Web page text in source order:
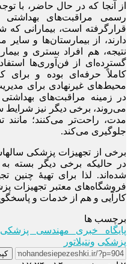
رسمی مراقبت‌های بهداشتی
قرارگرفته است، بیمارانی که
دارند، از بیمارستان‌ها و
نتیجه، هم افراد بستری و
گسترده‌ای از فن‌آوری‌ها
کاملاً حرفه‌ای بوده و
محیط‌های غیرنهادی برای
در زمینه مراقبت‌های
می‌روند، برخی دیگر نیز
مدت، راحت‌تر می‌کنند؛
جلوگیری می‌کند.
برخی از تجهیزات پزشکی
در حالیکه برخی دیگر بسته
شده‌اند. لذا برای تهیۀ چنین
فروشگاه‌های معتبر تجهیزات
کارآیی و هم از خدمات و
برچسب ها
پایگاه خبری مهندسی پزشکی
پزشکی ونتیلاتور